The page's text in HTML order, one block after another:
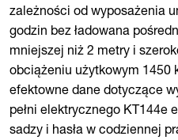
zależności od wyposażenia
godzin bez ładowana
mniejszej niż 2 metry i
obciążeniu użytkowym 1450
efektowne dane dotyczące
pełni elektrycznego KT144e
sadzy i hasła w codziennej